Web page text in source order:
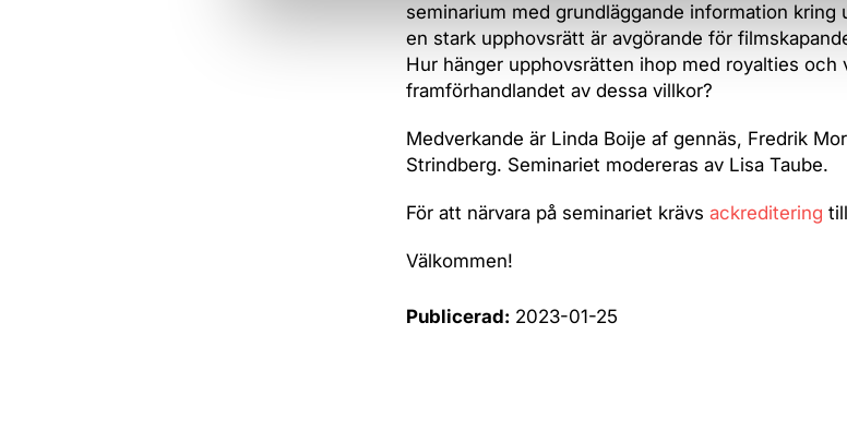
seminarium med grundläggande information
en stark upphovsrätt är avgörande för
Hur hänger upphovsrätten ihop med royalties och
framförhandlandet av dessa villkor?
Medverkande är Linda Boije af gennäs, Fredrik
Strindberg. Seminariet modereras av Lisa Taube.
För att närvara på seminariet krävs ackreditering
Välkommen!
Publicerad: 2023-01-25